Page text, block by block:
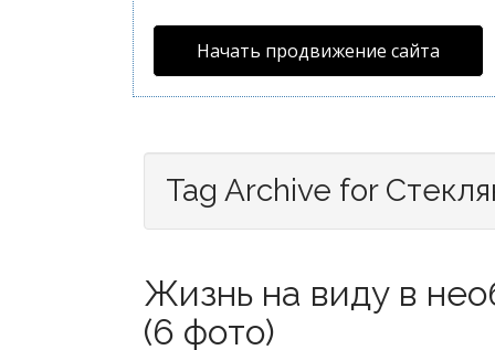
Начать продвижение сайта
Tag Archive for
Жизнь на виду в
(6 фото)